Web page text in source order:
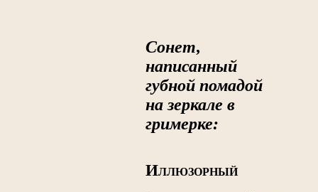
Сонет,
написанный
губной помадой
на зеркале в
гримерке:
ИЛЛЮЗОРНЫЙ